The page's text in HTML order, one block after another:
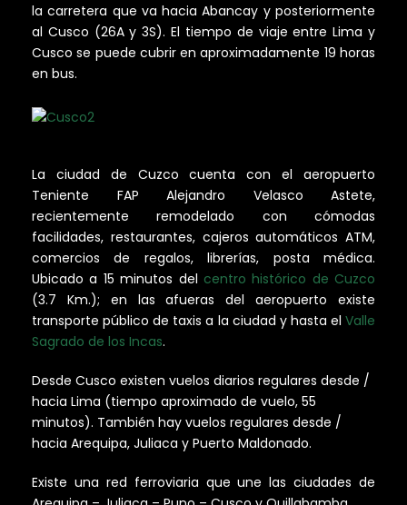
la carretera que va hacia Abancay y posteriormente
al Cusco (26A y 3S). El tiempo de viaje entre Lima y
Cusco se puede cubrir en aproximadamente 19 horas
en bus.
La ciudad de Cuzco cuenta con el aeropuerto
Teniente FAP Alejandro Velasco Astete,
recientemente remodelado con cómodas
facilidades, restaurantes, cajeros automáticos ATM,
comercios de regalos, librerías, posta médica.
Ubicado a 15 minutos del centro histórico de Cuzco
(3.7 Km.); en las afueras del aeropuerto existe
transporte público de taxis a la ciudad y hasta el Valle
Sagrado de los Incas.
Desde Cusco existen vuelos diarios regulares desde /
hacia Lima (tiempo aproximado de vuelo, 55
minutos). También hay vuelos regulares desde /
hacia Arequipa, Juliaca y Puerto Maldonado.
Existe una red ferroviaria que une las ciudades de